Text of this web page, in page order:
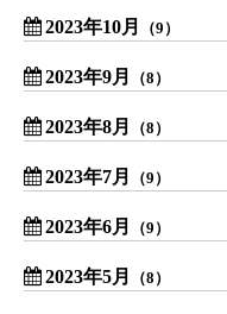
2023年10月 （9）
2023年9月 （8）
2023年8月 （8）
2023年7月 （9）
2023年6月 （9）
2023年5月 （8）